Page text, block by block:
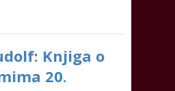
Knjiga o
20.